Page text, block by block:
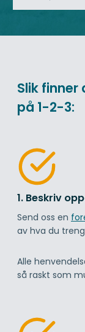
Slik finner
på 1-2-3:
1. Beskriv
Send oss en
av hva du
Alle
så raskt som